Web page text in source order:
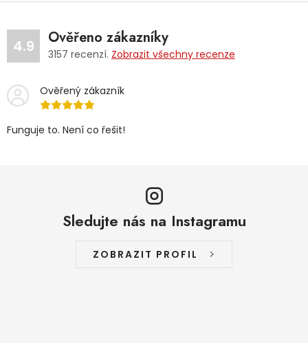
4.9 Ověřeno zákazníky
3157 recenzí. Zobrazit všechny recenze
Ověřený zákazník
Funguje to. Není co řešit!
Sledujte nás na Instagramu
ZOBRAZIT PROFIL